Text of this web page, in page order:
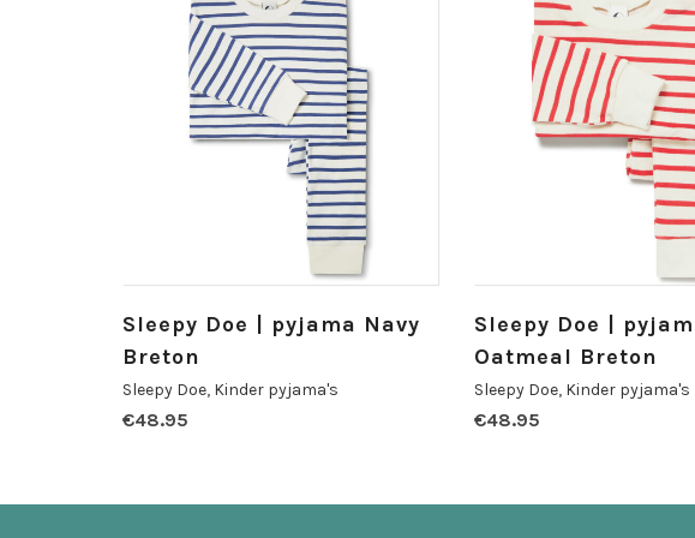
Sleepy Doe | pyjama Navy
Breton
Sleepy Doe, Kinder pyjama's
€48.95
Sleepy Doe |
Oatmeal Breton
Sleepy Doe, Kinder pyjama's
€48.95